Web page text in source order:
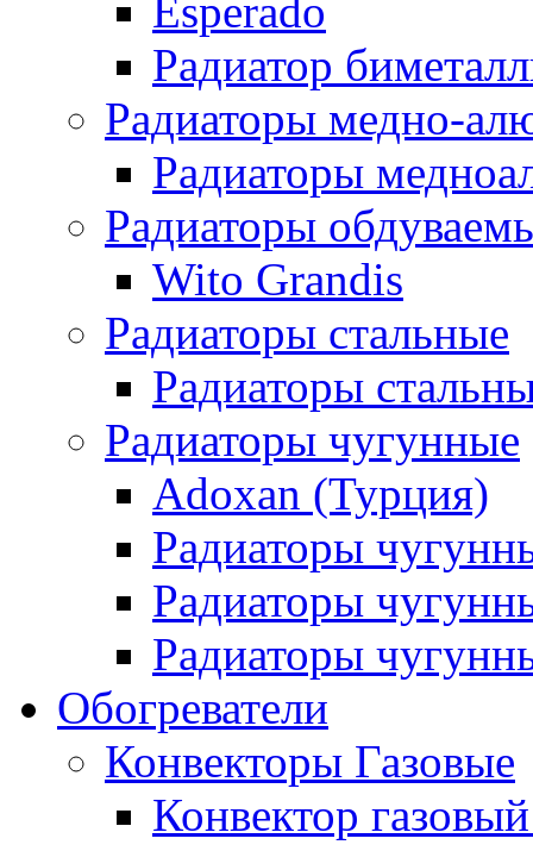
Esperado
Радиатор
Радиаторы медно-
Радиаторы
Радиаторы
Wito Grandis
Радиаторы стальные
Радиаторы
Радиаторы чугунные
Adoxan (Турция)
Радиаторы
Радиаторы
Радиаторы
Обогреватели
Конвекторы Газовые
Конвектор